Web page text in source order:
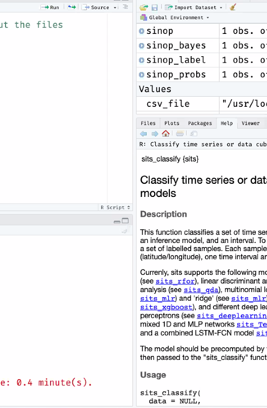
Email
Ao prosseguir, você aceita nossa política de
Tweets by BrazilDataCube